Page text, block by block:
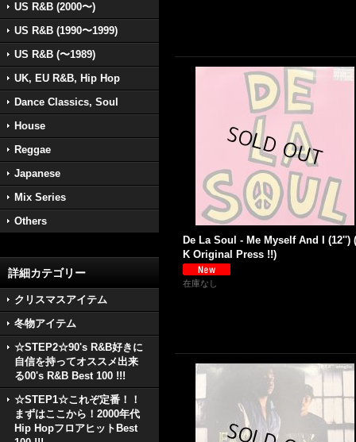
US R&B (2000〜)
US R&B (1990〜1999)
US R&B (〜1989)
UK, EU R&B, Hip Hop
Dance Classics, Soul
House
Reggae
Japanese
Mix Series
Others
詳細カテゴリー
クリスマスアイテム
冬物アイテム
☆STEP2☆90's R&B好きに
自信を持ってオススメ出来
る00's R&B Best 100 !!!
☆STEP1☆これぞ定番！！
まずはここから！2000年代
Hip HopフロアヒットBest
De La Soul - Me Myself And I (12'')
K Original Press !!)
在庫なし